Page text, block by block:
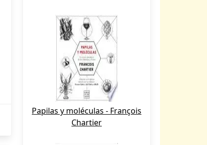
Papilas y moléculas - François
Chartier